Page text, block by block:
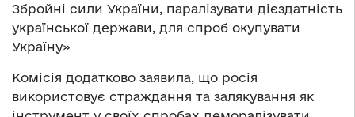
Збройні сили України, паралізувати дієздатність
української держави, для спроб окупувати
Україну»
Комісія додатково заявила, що росія
використовує страждання та залякування як